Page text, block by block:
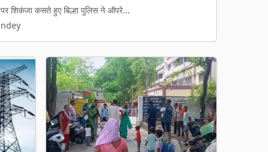
जल आपूर्ति और निर्माण परियोजना का...